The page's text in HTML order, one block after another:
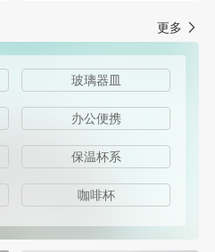
更多
玻璃器皿
办公便携
保温杯系
咖啡杯